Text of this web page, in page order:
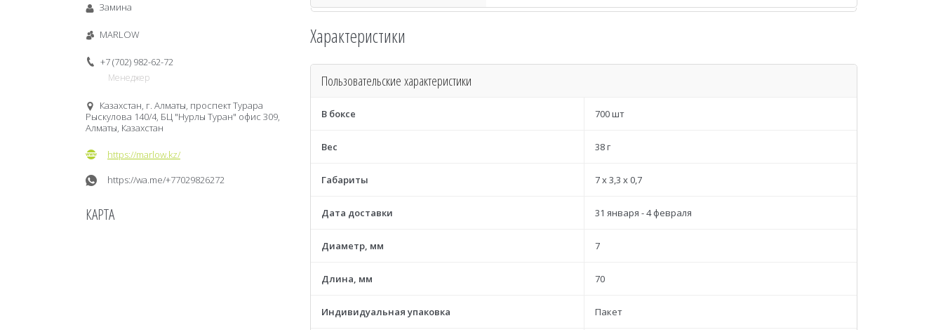
Характеристики
Пользовательские характеристики
В боксе 700 шт
Вес 38 г
Габариты 7 x 3,3 x 0,7
Дата доставки 31 января - 4 февраля
Диаметр, мм 7
Длина, мм 70
Индивидуальная упаковка Пакет
Замина
MARLOW
+7 (702) 982-62-72
Менеджер
Казахстан, г. Алматы, проспект Турара
Рыскулова 140/4, БЦ "Нурлы Туран" офис 309,
Алматы, Казахстан
https://marlow.kz/
https://wa.me/+77029826272
КАРТА